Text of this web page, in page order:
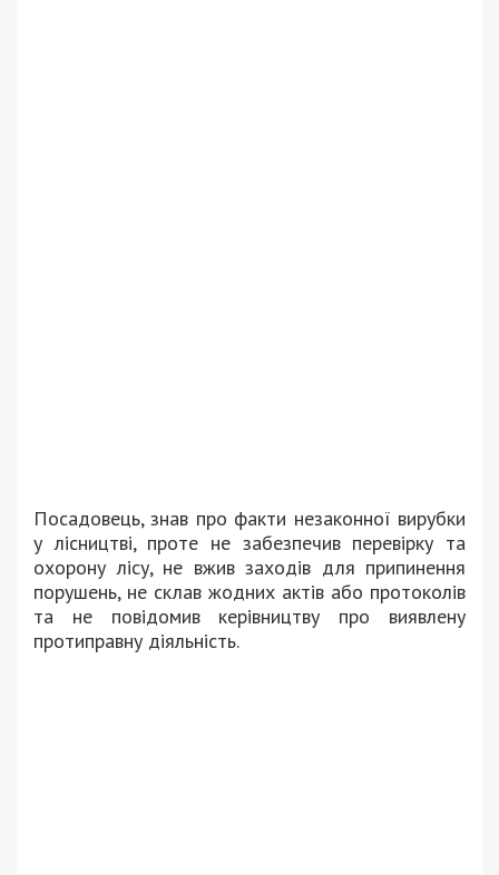
Посадовець, знав про факти незаконної вирубки
у лісництві, проте не забезпечив перевірку та
охорону лісу, не вжив заходів для припинення
порушень, не склав жодних актів або протоколів
та не повідомив керівництву про виявлену
протиправну діяльність.